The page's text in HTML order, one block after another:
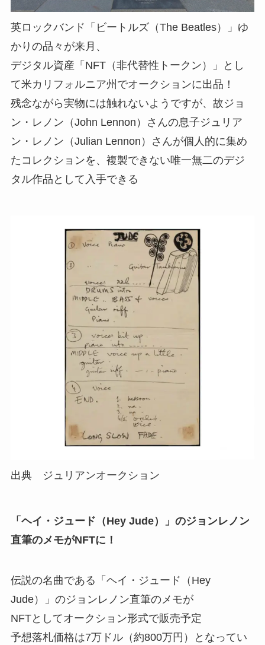
英ロックバンド「ビートルズ（The Beatles）」ゆ
かりの品々が来月、
デジタル資産「NFT（非代替性トークン）」とし
て米カリフォルニア州でオークションに出品！
残念ながら実物には触れないようですが、故ジョ
ン・レノン（John Lennon）さんの息子ジュリア
ン・レノン（Julian Lennon）さんが個人的に集め
たコレクションを、複製できない唯一無二のデジ
タル作品として入手できる
出典　ジュリアンオークション
「ヘイ・ジュード（Hey Jude）」のジョンレノン
直筆のメモがNFTに！
伝説の名曲である「ヘイ・ジュード（Hey
Jude）」のジョンレノン直筆のメモが
NFTとしてオークション形式で販売予定
予想落札価格は7万ドル（約800万円）となってい